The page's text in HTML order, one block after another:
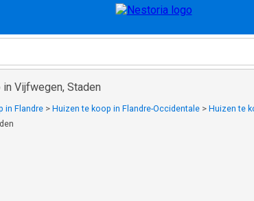
Vijfwegen, Staden
in Flandre > Huizen te koop in Flandre-Occidentale > Huizen te